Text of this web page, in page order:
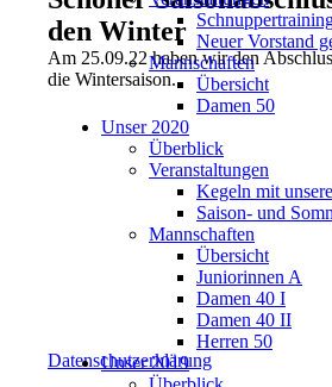
Datenschutzerklärung
den Winter
Am 25.09.22 haben wir den
die Wintersaison.
Neuer Vorstand
Mannschaften
Übersicht
Damen 50
Unser 2020
Überblick
Veranstaltungen
Kegeln mit
Saison- und
Mannschaften
Übersicht
Juniorinnen A
Damen 40 I
Damen 40 II
Herren 50
Unser 2019